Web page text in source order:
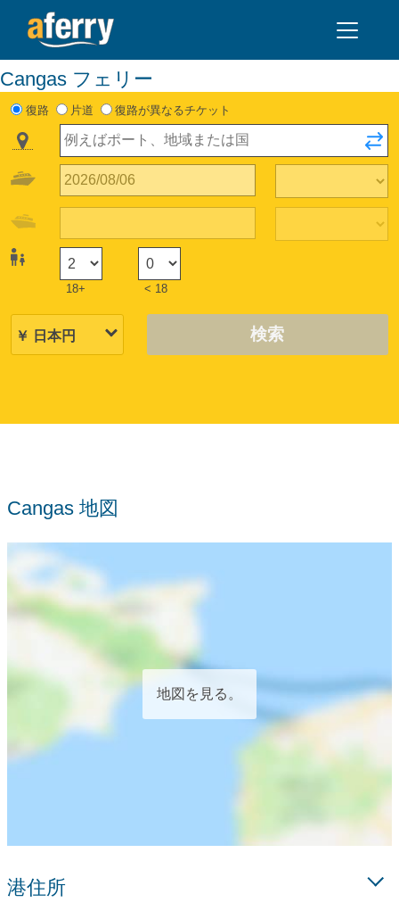
Cangas フェリー
復路 片道 復路が異なるチケット
18+ < 18
検索
Cangas 地図
地図を見る。
港住所